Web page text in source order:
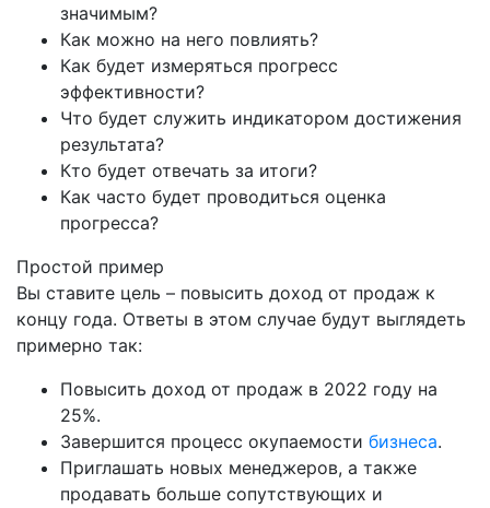
значимым?
Как можно на него повлиять?
Как будет измеряться прогресс
эффективности?
Что будет служить индикатором достижения
результата?
Кто будет отвечать за итоги?
Как часто будет проводиться оценка
прогресса?
Простой пример
Вы ставите цель – повысить доход от продаж к
концу года. Ответы в этом случае будут выглядеть
примерно так:
Повысить доход от продаж в 2022 году на
25%.
Завершится процесс окупаемости бизнеса.
Приглашать новых менеджеров, а также
продавать больше сопутствующих и